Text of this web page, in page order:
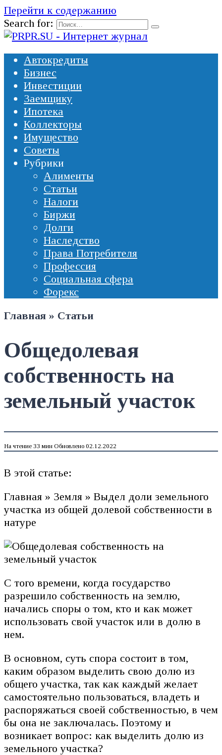
Перейти к содержанию
Search for:
Автокредиты
Бизнес
Инвестиции
Заемщику
Ипотека
Коллекторы
Имущество
Советы
Рубрики
Алименты
Статьи
Налоги
Биржи
Долги
Наследство
Права Потребителя
Профессия
Социальная сфера
Форекс
Главная » Статьи
Общедолевая
собственность на
земельный участок
На чтение 33 мин Обновлено 02.12.2022
В этой статье:
Главная » Земля » Выдел доли земельного
участка из общей долевой собственности в
натуре
С того времени, когда государство
разрешило собственность на землю,
начались споры о том, кто и как может
использовать свой участок или в долю в
нем.
В основном, суть спора состоит в том,
каким образом выделить свою долю из
общего участка, так как каждый желает
самостоятельно пользоваться, владеть и
распоряжаться своей собственностью, в чем
бы она не заключалась. Поэтому и
возникает вопрос: как выделить долю из
земельного участка?